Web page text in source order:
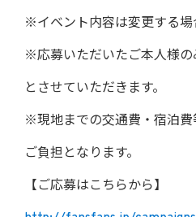
※イベント内容は変更する場
※応募いただいたご本人様の
とさせていただきます。
※現地までの交通費・宿泊
ご負担となります。
【ご応募はこちらから】